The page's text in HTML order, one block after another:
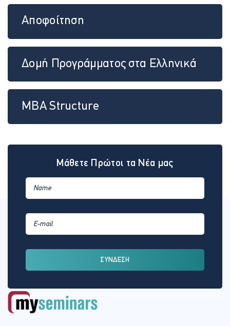
Αποφοίτηση
Δομή Προγράμματος στα Ελληνικά
MBA Structure
Μάθετε Πρώτοι τα Νέα μας
ΣΥΝΔΕΣΗ